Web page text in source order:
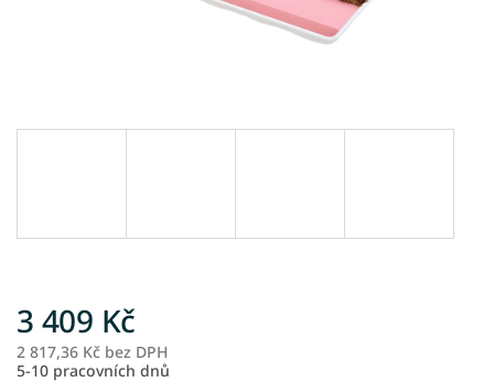
3 409 Kč
2 817,36 Kč bez DPH
5-10 pracovních dnů